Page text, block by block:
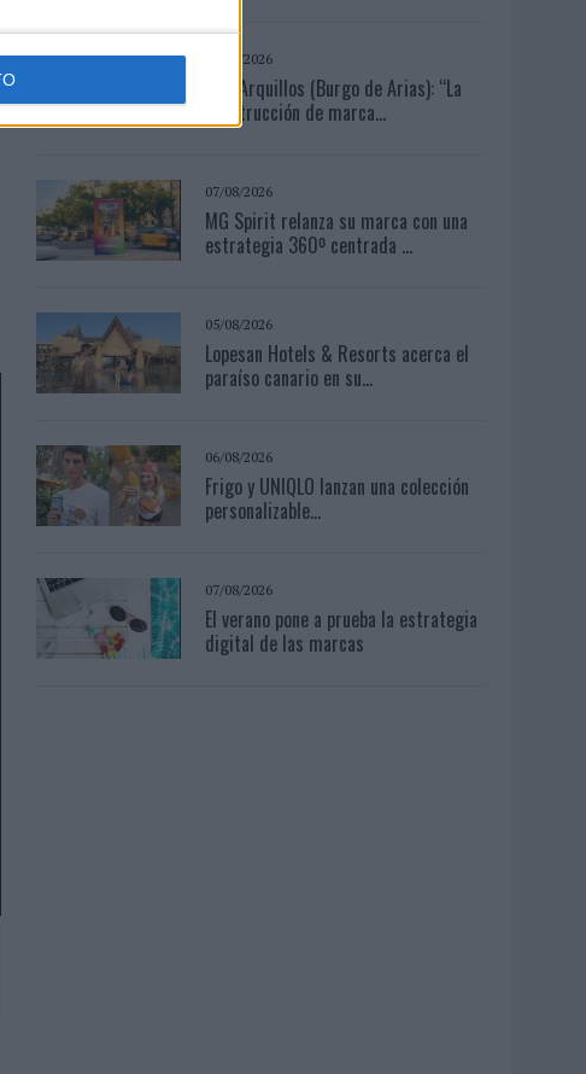
05/08/2026
Luis Arquillos (Burgo de Arias): “La
construcción de marca...
07/08/2026
MG Spirit relanza su marca con una
estrategia 360º centrada ...
05/08/2026
Lopesan Hotels & Resorts acerca el
paraíso canario en su...
06/08/2026
Frigo y UNIQLO lanzan una colección
personalizable...
07/08/2026
El verano pone a prueba la estrategia
digital de las marcas